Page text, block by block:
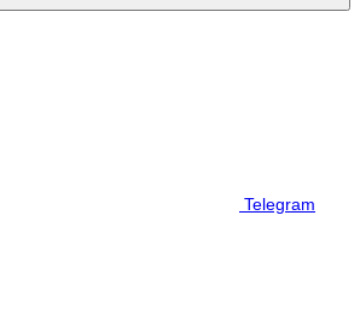
Telegram